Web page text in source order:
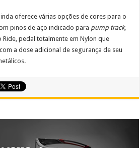
oferece várias opções de cores para o
pinos de aço indicado para pump track,
Ride, pedal totalmente em Nylon que
a dose adicional de segurança de seu